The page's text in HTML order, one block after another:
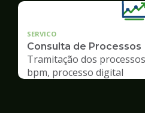
SERVICO
Consulta de Processos
Tramitação dos
bpm, processo digital